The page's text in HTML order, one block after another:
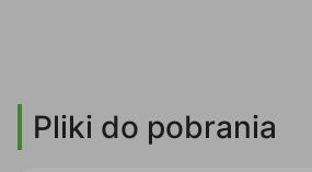
Pliki do pobrania